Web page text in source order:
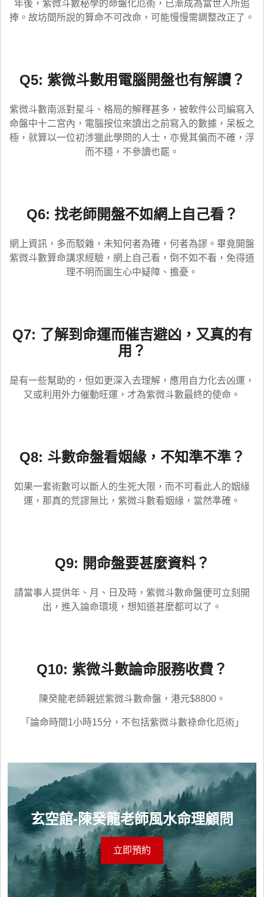
年後，紫微斗數秘學的命盤化厄術，已漸成為當世人所追
捧。故坊間所說的算命不可改命，可能慢慢需調整改正了。
Q5: 紫微斗數用電腦開盤也有解讀？
紫微斗數南派對星斗、格局的解釋甚多，被軟件公司編寫入
命盤中十二宮內，電腦按位來讀出之前寫入的數據，呆板之
極，就算以一位初涉獵此學問的人士，亦覺其偏而不確，浮
而不穩，不參讀也罷。
Q6: 找老師開盤不如網上自己看？
網上資訊，多而駁雜，未知何者為確，何者為謬。畢竟開盤
紫微斗數算命講求經驗，網上自己看，倒不如不看，免得道
理不明而圖生心中疑障、擔憂。
Q7: 了解到命運而催吉避凶，又真的有
用？
是有一些幫助的，但如更深入去理解，應用自力化去凶運，
又或利用外力催動旺運，才為紫微斗數最終的使命。
Q8: 斗數命盤看姻緣，不知準不準？
如果一套術數可以斷人的生死大限，而不可看此人的姻緣
運，那真的荒謬無比，紫微斗數看姻緣，當然準確。
Q9: 開命盤要甚麼資料？
請當事人提供年、月、日及時，紫微斗數命盤便可立刻開
出，進入論命環境，想知道甚麼都可以了。
Q10: 紫微斗數論命服務收費？
陳癸龍老師親述紫微斗數命盤，港元$8800。
「論命時間1小時15分，不包括紫微斗數祿命化厄術」
玄空館-陳癸龍老師風水命理顧問
立即預約